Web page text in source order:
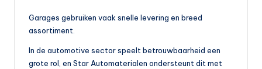
Garages gebruiken vaak snelle levering en breed
assortiment.
In de automotive sector speelt betrouwbaarheid een
grote rol, en Star Automaterialen ondersteunt dit met